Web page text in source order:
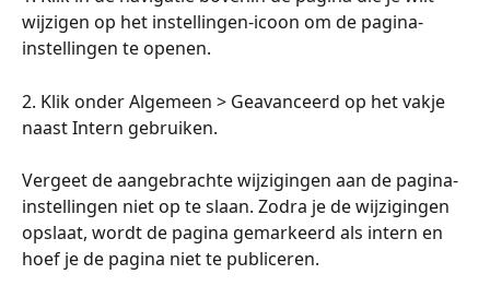
wijzigen op het instellingen-icoon om de pagina-
instellingen te openen.
2. Klik onder Algemeen > Geavanceerd op het vakje
naast Intern gebruiken.
Vergeet de aangebrachte wijzigingen aan de pagina-
instellingen niet op te slaan. Zodra je de wijzigingen
opslaat, wordt de pagina gemarkeerd als intern en
hoef je de pagina niet te publiceren.